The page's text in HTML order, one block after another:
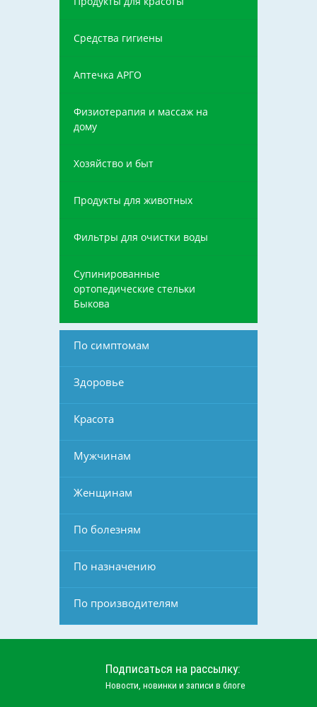
Средства гигиены
Аптечка АРГО
Физиотерапия и массаж на
дому
Хозяйство и быт
Продукты для животных
Фильтры для очистки воды
Супинированные
ортопедические стельки
Быкова
По симптомам
Здоровье
Красота
Мужчинам
Женщинам
По болезням
По назначению
По производителям
Подписаться на рассылку:
Новости, новинки и записи в блоге